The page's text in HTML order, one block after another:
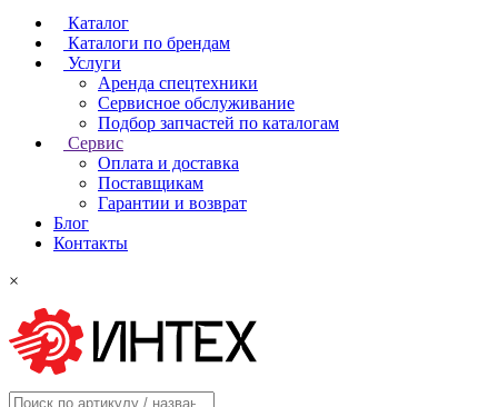
Каталог
Каталоги по брендам
Услуги
Аренда спецтехники
Сервисное обслуживание
Подбор запчастей по каталогам
Сервис
Оплата и доставка
Поставщикам
Гарантии и возврат
Блог
Контакты
×